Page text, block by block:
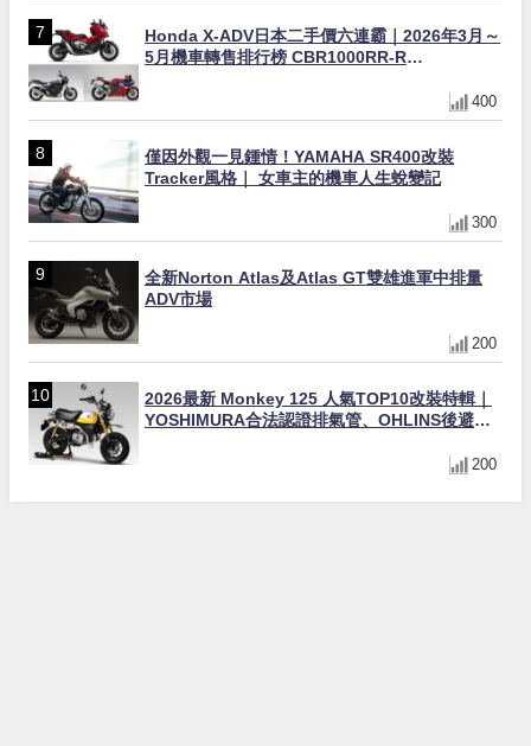
Honda X-ADV日本二手價六連霸｜2026年3月～
5月機車轉售排行榜 CBR1000RR-R
400
僅因外觀一見鍾情！YAMAHA SR400改裝
Tracker風格｜ 女車主的機車人生蛻變記
300
全新Norton Atlas及Atlas GT雙雄進軍中排量
ADV市場
200
2026最新 Monkey 125 人氣TOP10改裝特輯｜
YOSHIMURA合法認證排氣管、OHLINS後避
200